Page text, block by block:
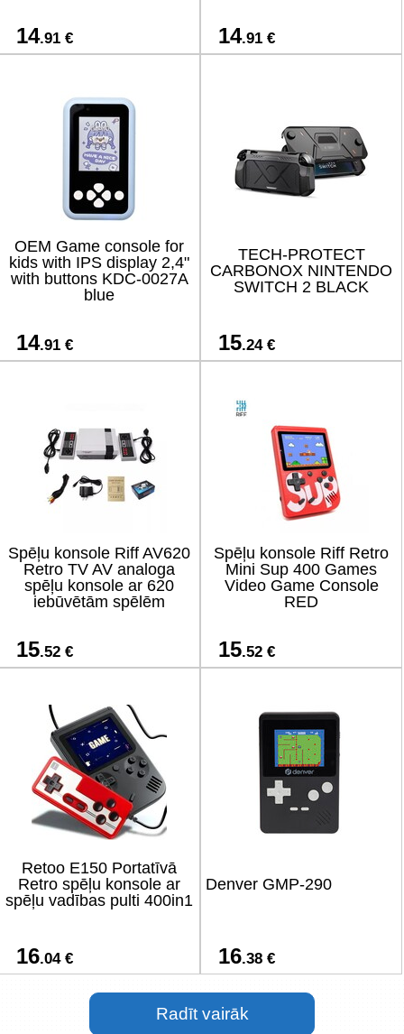
14.91 € 14.91 €
OEM Game console for
kids with IPS display 2,4"
with buttons KDC-0027A
blue
14.91 €
TECH-PROTECT
CARBONOX NINTENDO
SWITCH 2 BLACK
15.24 €
Spēļu konsole Riff AV620
Retro TV AV analoga
spēļu konsole ar 620
iebūvētām spēlēm
15.52 €
Spēļu konsole Riff Retro
Mini Sup 400 Games
Video Game Console
RED
15.52 €
Retoo E150 Portatīvā
Retro spēļu konsole ar
spēļu vadības pulti 400in1
16.04 €
Denver GMP-290
16.38 €